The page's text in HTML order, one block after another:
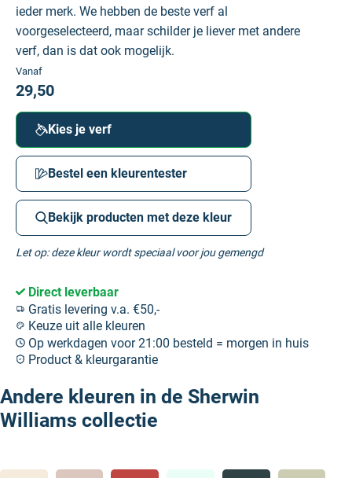
ieder merk. We hebben de beste verf al
voorgeselecteerd, maar schilder je liever met andere
verf, dan is dat ook mogelijk.
Vanaf
29,50
Kies je verf
Bestel een kleurentester
Bekijk producten met deze kleur
Let op: deze kleur wordt speciaal voor jou gemengd
Direct leverbaar
Gratis levering v.a. €50,-
Keuze uit alle kleuren
Op werkdagen voor 21:00 besteld = morgen in huis
Product & kleurgarantie
Andere kleuren in de Sherwin
Williams collectie